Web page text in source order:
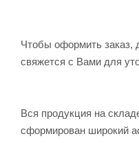
Чтобы оформить заказ,
свяжется с Вами для
Вся продукция на
сформирован широкий